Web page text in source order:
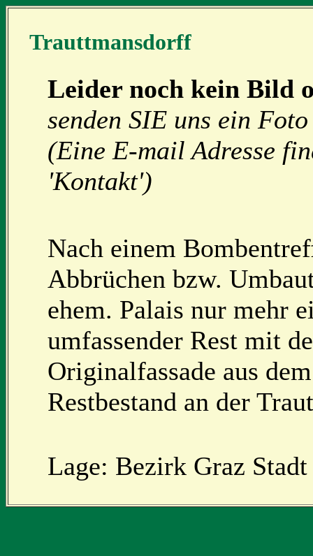
Trauttmansdorff
Leider noch kein Bild
senden SIE uns ein
(Eine E-mail Adresse
'Kontakt')
Nach einem
Abbrüchen bzw.
ehem. Palais nur mehr
umfassender Rest mit
Originalfassade aus
Restbestand an der
Lage: Bezirk Graz